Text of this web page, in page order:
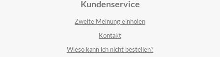
Kundenservice
Zweite Meinung einholen
Kontakt
Wieso kann ich nicht bestellen?